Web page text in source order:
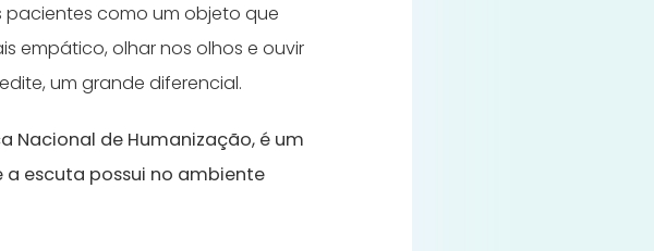
pacientes como um objeto que
empático, olhar nos olhos e ouvir
um grande diferencial.
Nacional de Humanização, é um
escuta possui no ambiente